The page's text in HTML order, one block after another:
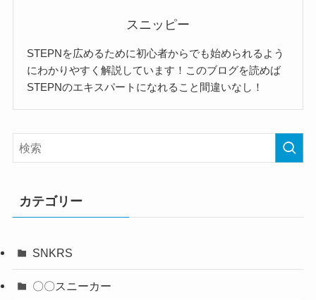
スニッピー
STEPNを広めるために初心者からでも始められるよう
にわかりやすく解説しています！このブログを読めば
STEPNのエキスパートになれること間違いなし！
カテゴリー
SNKRS
〇〇スニーカー